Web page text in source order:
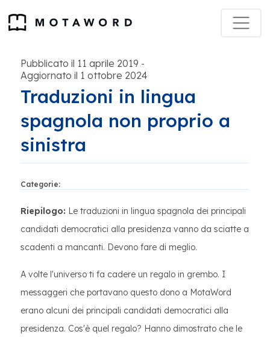
Pubblicato il 11 aprile 2019 -
Aggiornato il 1 ottobre 2024
Traduzioni in lingua
spagnola non proprio a
sinistra
Categorie:
Riepilogo: Le traduzioni in lingua spagnola dei principali
candidati democratici alla presidenza vanno da sciatte a
scadenti a mancanti. Devono fare di meglio.
A volte l'universo ti fa cadere un regalo in grembo. I
messaggeri che portavano questo dono a MotaWord
erano alcuni dei principali candidati democratici alla
presidenza. Cos'è quel regalo? Hanno dimostrato che le